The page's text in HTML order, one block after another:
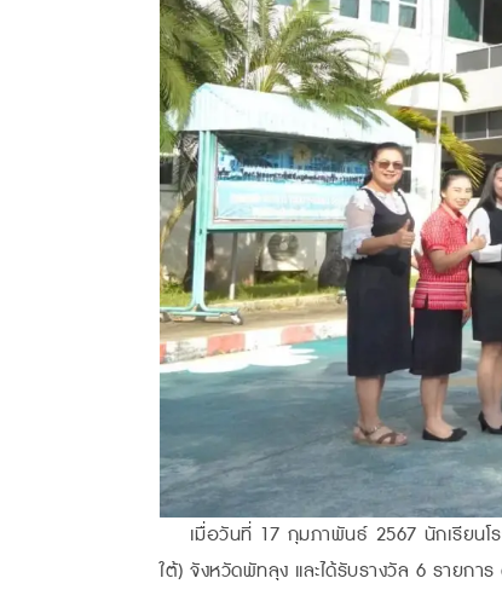
เมื่อวันที่ 17 กุมภาพันธ์ 2567 นักเรียนโรง
ใต้) จังหวัดพัทลุง และได้รับรางวัล 6 รายการ